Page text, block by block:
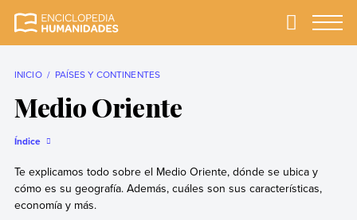
completa y más
Primary
INICIO PAÍSES Y CONTINENTES
Medio Oriente
Índice
Te explicamos todo sobre el Medio Oriente, dónde se ubica y
cómo es su geografía. Además, cuáles son sus características,
economía y más.